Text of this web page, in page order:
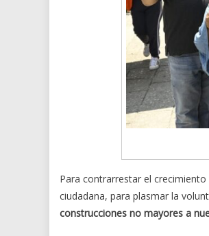
Para contrarrestar el
ciudadana, para plasmar la
construcciones no mayores a